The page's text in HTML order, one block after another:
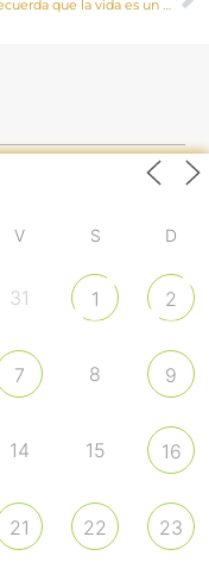
V S D
31 1 2
7 8 9
14 15 16
21 22 23